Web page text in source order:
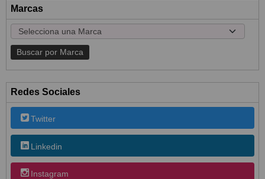
Marcas
Redes Sociales
Twitter
Linkedin
Instagram